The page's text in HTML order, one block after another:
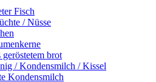
Fisch
/ Nüsse
geröstetem brot
/ Kondensmilch / Kissel
Kondensmilch